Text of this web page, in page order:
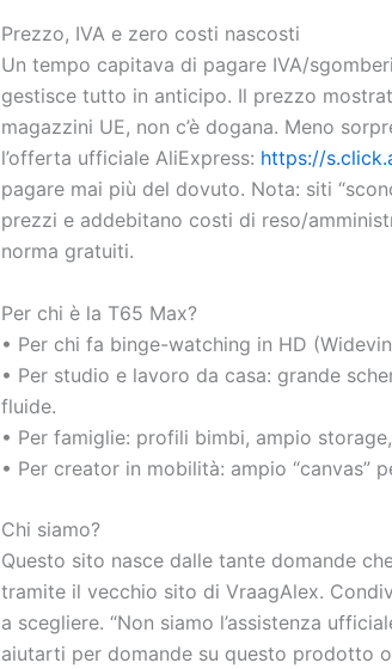
Prezzo, IVA e zero costi nascosti
Un tempo capitava di pagare IVA/
gestisce tutto in anticipo. Il prezzo
magazzini UE, non c’è dogana. Meno
l’offerta ufficiale AliExpress: https://
pagare mai più del dovuto. Nota: siti
prezzi e addebitano costi di reso/
norma gratuiti.
Per chi è la T65 Max?
• Per chi fa binge-watching in HD
• Per studio e lavoro da casa: grande
fluide.
• Per famiglie: profili bimbi, ampio
• Per creator in mobilità: ampio “canvas”
Chi siamo?
Questo sito nasce dalle tante domande
tramite il vecchio sito di VraagAlex.
a scegliere. “Non siamo l’assistenza
aiutarti per domande su questo prodotto